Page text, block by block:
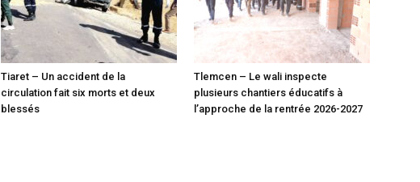
Tiaret – Un accident de la
circulation fait six morts et deux
blessés
Tlemcen – Le wali inspecte
plusieurs chantiers éducatifs à
l’approche de la rentrée 2026-2027